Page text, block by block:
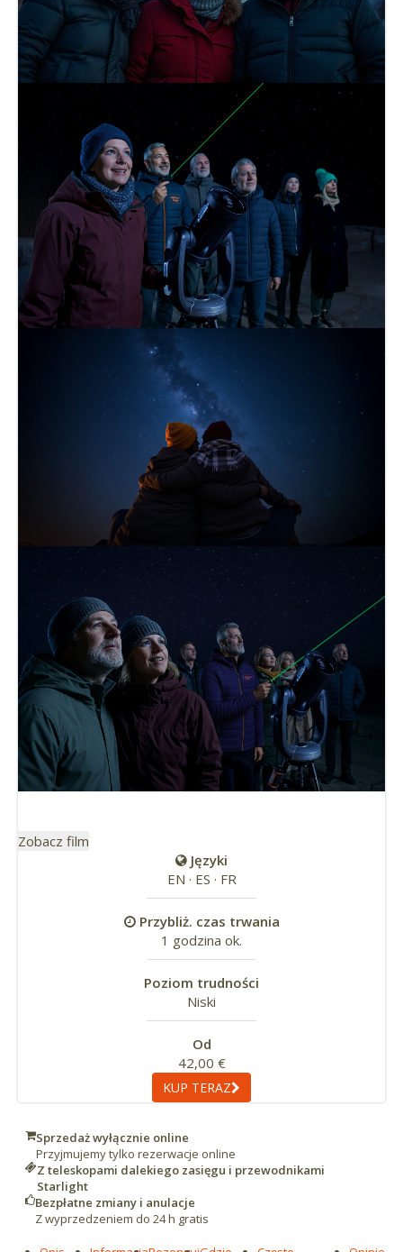
Zobacz film
Języki
EN · ES · FR
Przybliż. czas trwania
1 godzina ok.
Poziom trudności
Niski
Od
42,00 €
KUP TERAZ
Sprzedaż wyłącznie online
Przyjmujemy tylko rezerwacje online
Z teleskopami dalekiego zasięgu i przewodnikami
Starlight
Bezpłatne zmiany i anulacje
Z wyprzedzeniem do 24 h gratis